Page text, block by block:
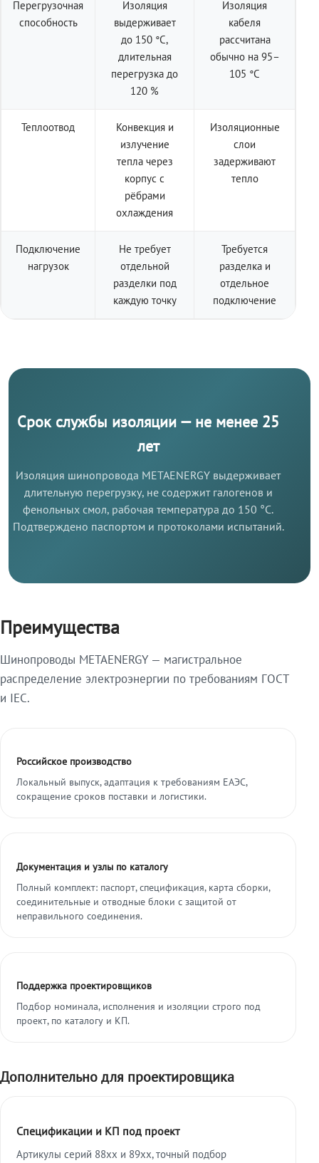
Перегрузочная
способность
Изоляция
выдерживает
до 150 °C,
длительная
перегрузка до
120 %
Изоляция
кабеля
рассчитана
обычно на 95–
105 °C
Теплоотвод
Конвекция и
излучение
тепла через
корпус с
рёбрами
охлаждения
Изоляционные
слои
задерживают
тепло
Подключение
нагрузок
Не требует
отдельной
разделки под
каждую точку
Требуется
разделка и
отдельное
подключение
Срок службы изоляции — не менее 25
лет
Изоляция шинопровода METAENERGY выдерживает
длительную перегрузку, не содержит галогенов и
фенольных смол, рабочая температура до 150 °C.
Подтверждено паспортом и протоколами испытаний.
Преимущества
Шинопроводы METAENERGY — магистральное
распределение электроэнергии по требованиям ГОСТ
и IEC.
Российское производство
Локальный выпуск, адаптация к требованиям ЕАЭС,
сокращение сроков поставки и логистики.
Документация и узлы по каталогу
Полный комплект: паспорт, спецификация, карта сборки,
соединительные и отводные блоки с защитой от
неправильного соединения.
Поддержка проектировщиков
Подбор номинала, исполнения и изоляции строго под
проект, по каталогу и КП.
Дополнительно для проектировщика
Спецификации и КП под проект
Артикулы серий 88xx и 89xx, точный подбор